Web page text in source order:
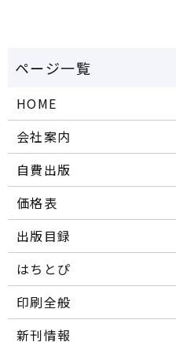
HOME
会社案内
自費出版
価格表
出版目録
はちとぴ
印刷全般
新刊情報